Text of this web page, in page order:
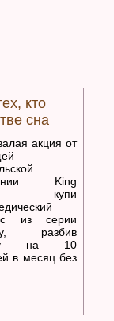
кто
сна
акция от
King
купи
из серии
разбив
на 10
в месяц без